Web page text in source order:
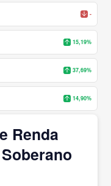
-
15,19%
37,69%
14,90%
Renda